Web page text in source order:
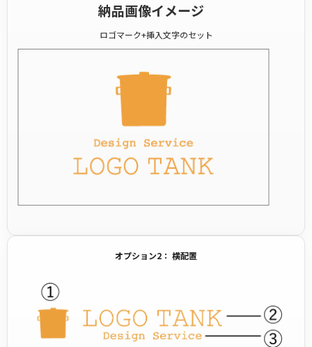
納品画像イメージ
ロゴマーク+挿入文字のセット
オプション2： 横配置